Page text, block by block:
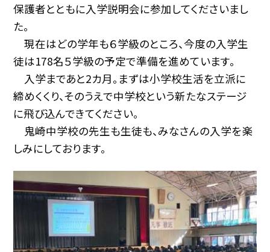
保護者とともに入学説明会に参加してくださいまし
た。
現在はどの学年も６学級のところ、今度の入学生
徒は178名５学級の予定で準備を進めています。
入学まであと2カ月。まずは小学校生活を立派に
締めくくり、そのうえで中学校という新たなステージ
に飛び込んできてください。
鬼崎中学校の先生も生徒も、みなさんの入学を楽
しみにしております。